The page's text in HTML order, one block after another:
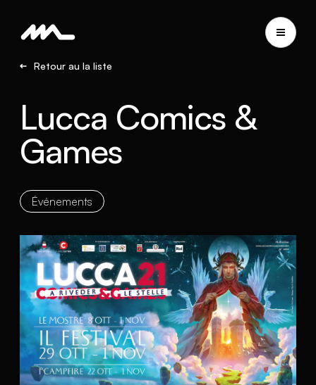
Retour au la liste
Lucca Comics &
Games
Événements